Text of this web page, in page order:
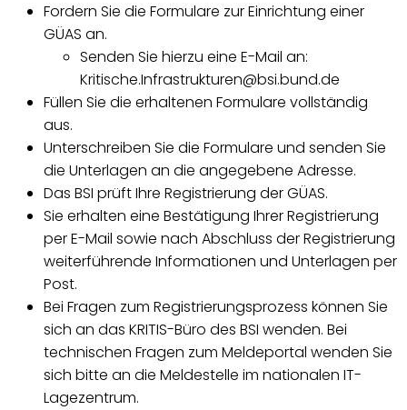
Fordern Sie die Formulare zur Einrichtung einer
GÜAS an.
Senden Sie hierzu eine E-Mail an:
Kritische.Infrastrukturen@bsi.bund.de
Füllen Sie die erhaltenen Formulare vollständig
aus.
Unterschreiben Sie die Formulare und senden Sie
die Unterlagen an die angegebene Adresse.
Das BSI prüft Ihre Registrierung der GÜAS.
Sie erhalten eine Bestätigung Ihrer Registrierung
per E-Mail sowie nach Abschluss der Registrierung
weiterführende Informationen und Unterlagen per
Post.
Bei Fragen zum Registrierungsprozess können Sie
sich an das KRITIS-Büro des BSI wenden. Bei
technischen Fragen zum Meldeportal wenden Sie
sich bitte an die Meldestelle im nationalen IT-
Lagezentrum.